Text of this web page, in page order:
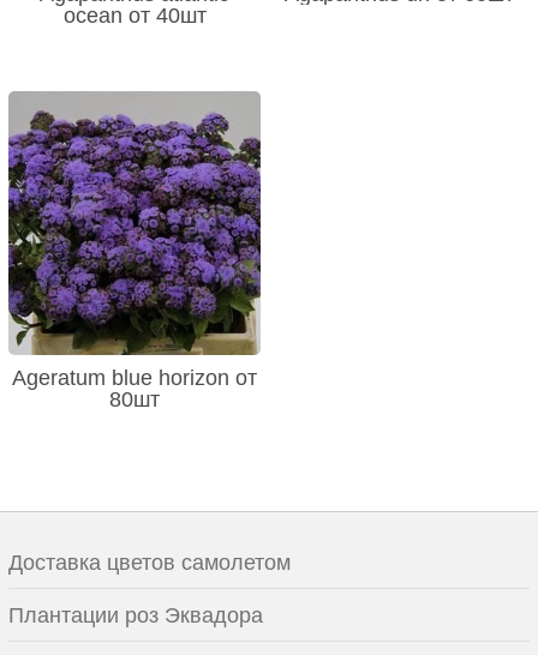
ocean от 40шт
Ageratum blue horizon от
80шт
Доставка цветов самолетом
Плантации роз Эквадора